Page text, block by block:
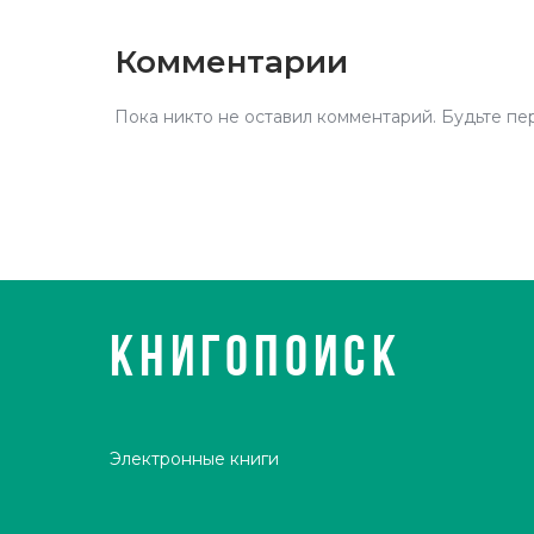
Комментарии
Пока никто не оставил комментарий. Будьте
КНИГОПОИСК
Электронные книги